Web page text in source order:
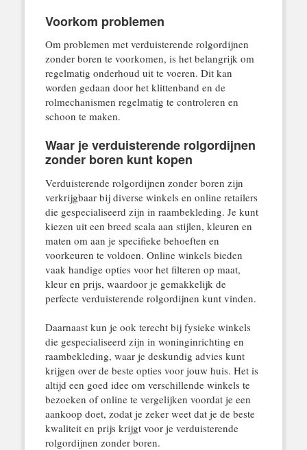
Voorkom problemen
Om problemen met verduisterende rolgordijnen
zonder boren te voorkomen, is het belangrijk om
regelmatig onderhoud uit te voeren. Dit kan
worden gedaan door het klittenband en de
rolmechanismen regelmatig te controleren en
schoon te maken.
Waar je verduisterende rolgordijnen
zonder boren kunt kopen
Verduisterende rolgordijnen zonder boren zijn
verkrijgbaar bij diverse winkels en online retailers
die gespecialiseerd zijn in raambekleding. Je kunt
kiezen uit een breed scala aan stijlen, kleuren en
maten om aan je specifieke behoeften en
voorkeuren te voldoen. Online winkels bieden
vaak handige opties voor het filteren op maat,
kleur en prijs, waardoor je gemakkelijk de
perfecte verduisterende rolgordijnen kunt vinden.
Daarnaast kun je ook terecht bij fysieke winkels
die gespecialiseerd zijn in woninginrichting en
raambekleding, waar je deskundig advies kunt
krijgen over de beste opties voor jouw huis. Het is
altijd een goed idee om verschillende winkels te
bezoeken of online te vergelijken voordat je een
aankoop doet, zodat je zeker weet dat je de beste
kwaliteit en prijs krijgt voor je verduisterende
rolgordijnen zonder boren.